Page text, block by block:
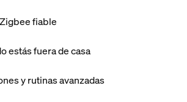
fiable
estás fuera de casa
y rutinas avanzadas